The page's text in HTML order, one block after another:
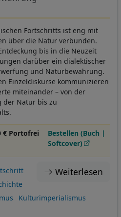
Fortschritts ist eng mit
über die Natur verbunden.
bis in die Neuzeit
darüber ein dialektischer
und Naturbewahrung.
Einzeldiskurse kommunizieren
miteinander – von der
der Natur bis zu
€ Portofrei
Bestellen (Buch |
Softcover)
Weiterlesen
Kulturimperialismus